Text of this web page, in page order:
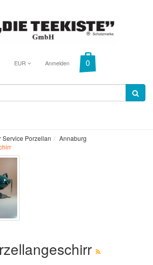
EUR Anmelden
Service Porzellan
Annaburg